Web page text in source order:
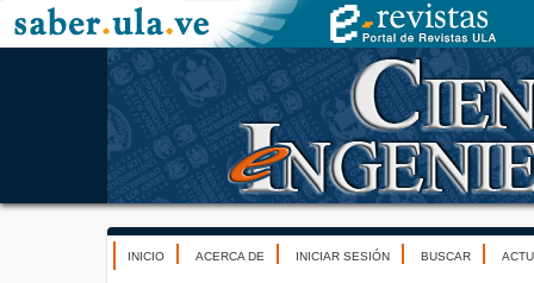
INICIO ACERCA DE INICIAR SESIÓN BUSCAR